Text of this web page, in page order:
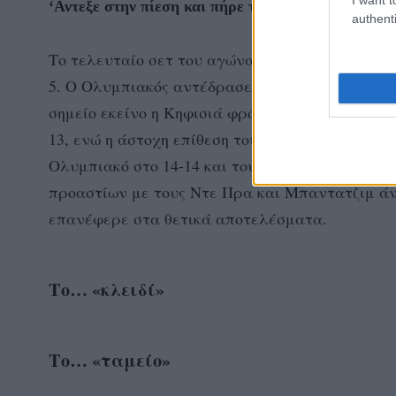
‘Αντεξε στην πίεση και πήρε το διπλό η Κηφισιά
Το τελευταίο σετ του αγώνα η Κηφισιά
5. Ο Ολυμπιακός αντέδρασε και με τα σερβίς
σημείο εκείνο η Κηφισιά φρόντισε να δείξει
13, ενώ η άστοχη επίθεση του Γκέργκι το 12-
Ολυμπιακό στο 14-14 και τους Πειραιώτες
προαστίων με τους Ντε Πρα και Μπαντατζιμ
επανέφερε στα θετικά αποτελέσματα.
Το… «κλειδί»
Το… «ταμείο»